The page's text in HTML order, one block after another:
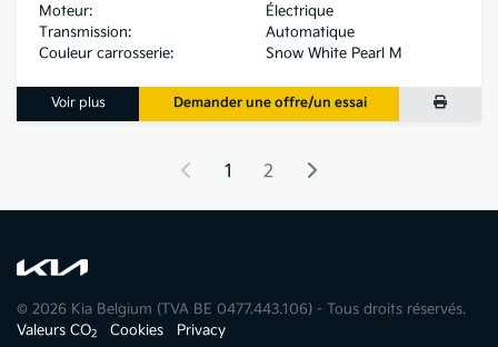
Moteur:
Électrique
Transmission:
Automatique
Couleur carrosserie:
Snow White Pearl M
Voir plus Demander une offre/un essai
1 2
© 2026 Kia Belgium (TVA BE 0477.443.106) - Tous droits réservés.
Valeurs CO2 Cookies Privacy